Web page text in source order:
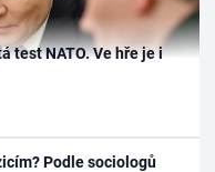
test NATO. Ve hře je i
Podle sociologů